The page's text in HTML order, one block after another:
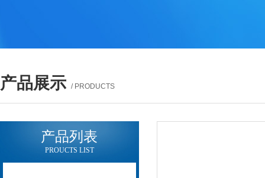
产品展示 / PRODUCTS
产品列表
PROUCTS LIST